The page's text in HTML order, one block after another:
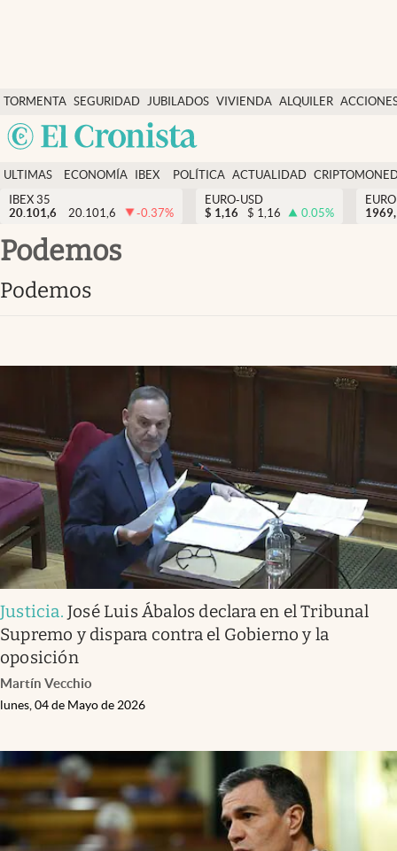
TORMENTA SEGURIDAD
SOCIAL
JUBILADOS VIVIENDA ALQUILER
Economía y finanzas
Política
Actualidad
Criptomonedas
España
ULTIMAS
NOTICIAS
ECONOMÍA
FINANZAS
IBEX
EURO
POLÍTICA ACTUALIDAD
IBEX 35
20.101,6
20.101,6 -0.37%
EURO-USD
$ 1,16 $ 1,16 0.05%
Podemos
Podemos
Justicia.José Luis Ábalos declara en el Tribunal
Supremo y dispara contra el Gobierno y la
oposición
Martín Vecchio
lunes, 04 de Mayo de 2026